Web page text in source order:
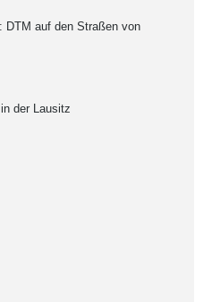
DTM auf den Straßen von
der Lausitz